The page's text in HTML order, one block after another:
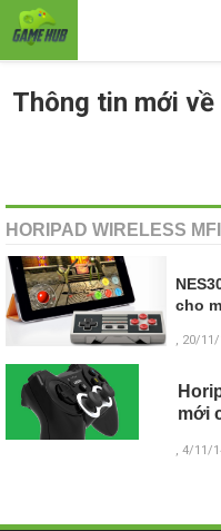
Thông tin mới về
HORIPAD WIRELESS MFI
cho
, 20/
mới
, 4/11/